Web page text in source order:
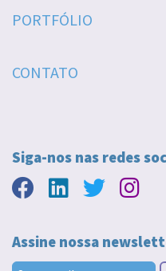
PORTFÓLIO
CONTATO
Siga-nos nas redes
Assine nossa